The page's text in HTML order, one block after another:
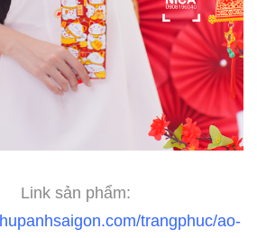
sản phẩm:
trangphuc/ao-